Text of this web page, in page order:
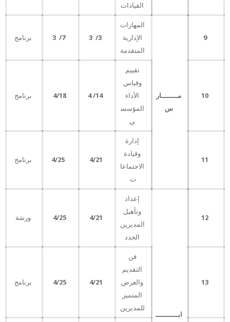
القيادات
9
مــــــــار
س
المهارات
الإدارية
المتقدمة
3
/
3
7
/
3 برنامج
10
تقييم
وقياس
الأداء
المؤسس
ي
14
/
4
4/18 برنامج
11
إدارة
وقيادة
الاجتماعا
ت
4/21
4/25 برنامج
12
ابـــــــــــ
إعداد
وتأهيل
المديرين
الجدد
4/21
4/25 ورشة
13
فن
التقديم
والعرض
المتميز
للمديرين
4/21
4/25 برنامج